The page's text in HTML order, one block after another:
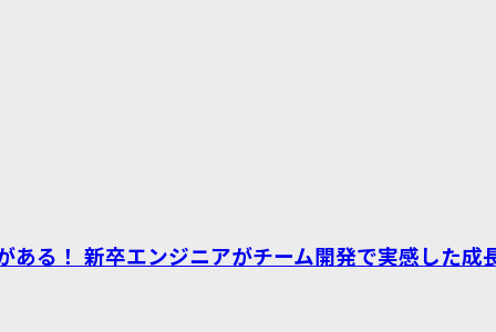
ある！ 新卒エンジニアがチーム開発で実感した成